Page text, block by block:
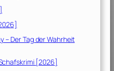
– Der Tag der Wahrheit
[2026]